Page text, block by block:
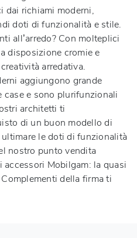
dai richiami moderni,
doti di funzionalità e stile.
all’arredo? Con molteplici
disposizione cromie e
arredativa.
aggiungono grande
case e sono plurifunzionali
architetti ti
di un buon modello di
le doti di funzionalità
nostro punto vendita
Mobilgam: la quasi
della firma ti